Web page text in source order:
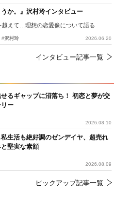
るギャップに沼落ち！ 初恋と夢が交
ー
2026.08.10
私生活も絶好調のゼンデイヤ、超売れ
堅実な素顔
2026.08.09
ピックアップ記事一覧
うか。』沢村玲インタビュー
越えて…理想の恋愛像について語る
#沢村玲 2026.06.20
インタビュー記事一覧